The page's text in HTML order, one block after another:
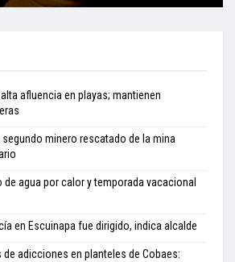
afluencia en playas; mantienen
segundo minero rescatado de la mina
agua por calor y temporada vacacional
en Escuinapa fue dirigido, indica alcalde
adicciones en planteles de Cobaes: